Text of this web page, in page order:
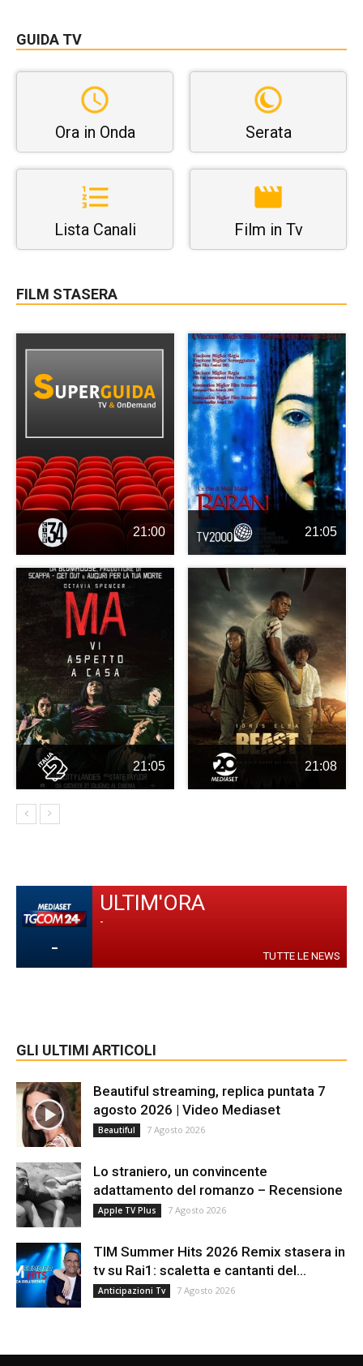
GUIDA TV
Ora in Onda Serata
Lista Canali Film in Tv
FILM STASERA
21:00 21:05
21:05 21:08
-
ULTIM'ORA
-
TUTTE LE NEWS
GLI ULTIMI ARTICOLI
Beautiful streaming, replica puntata 7
agosto 2026 | Video Mediaset
Beautiful 7 Agosto 2026
Lo straniero, un convincente
adattamento del romanzo – Recensione
Apple TV Plus 7 Agosto 2026
TIM Summer Hits 2026 Remix stasera in
tv su Rai1: scaletta e cantanti del...
Anticipazioni Tv 7 Agosto 2026